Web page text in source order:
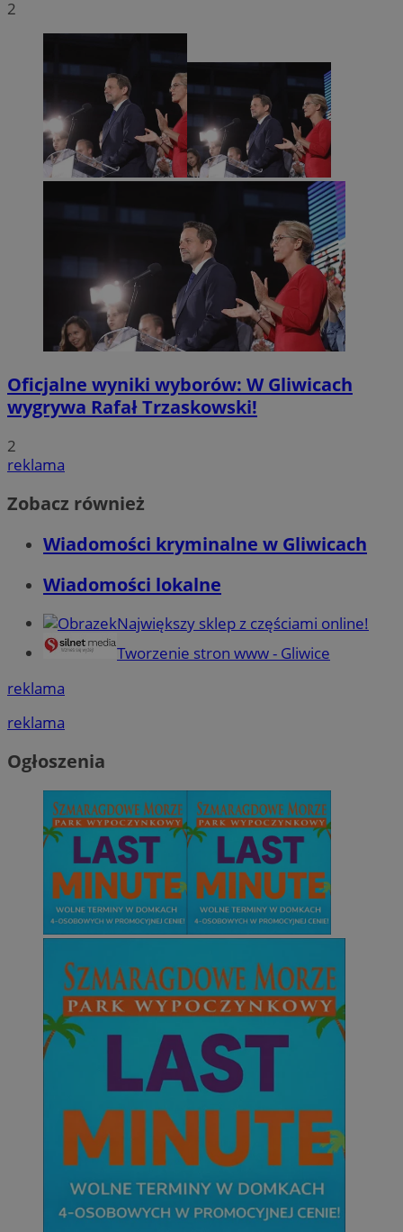
2
Oficjalne wyniki wyborów: W Gliwicach
wygrywa Rafał Trzaskowski!
2
reklama
Zobacz również
Wiadomości kryminalne w Gliwicach
Wiadomości lokalne
Największy sklep z częściami online!
Tworzenie stron www - Gliwice
reklama
reklama
Ogłoszenia